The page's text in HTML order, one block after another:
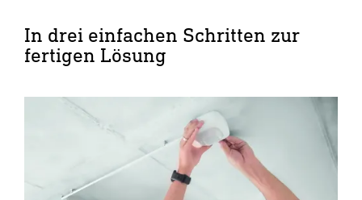
In drei einfachen Schritten zur
fertigen Lösung